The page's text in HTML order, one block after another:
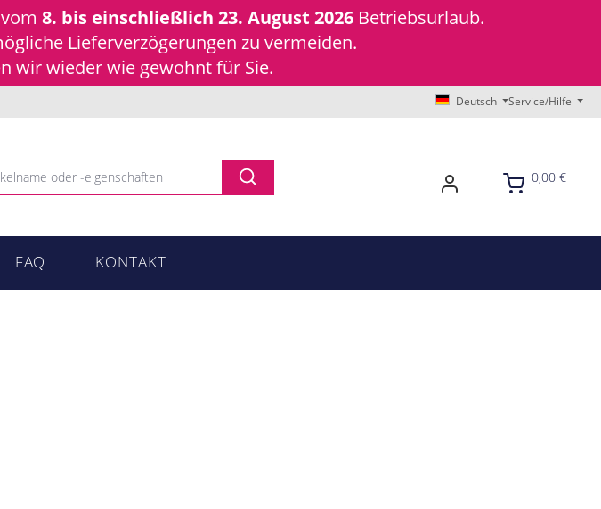
8. bis einschließlich 23. August 2026 Betriebsurlaub.
Lieferverzögerungen zu vermeiden.
wir wieder wie gewohnt für Sie.
Deutsch Service/Hilfe
0,00 €
FAQ KONTAKT